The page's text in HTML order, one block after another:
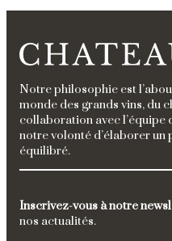
Notre philosophie est
monde des grands vins, du
collaboration avec l’équipe
notre volonté d’élaborer
équilibré.
Inscrivez-vous à notre
nos actualités.